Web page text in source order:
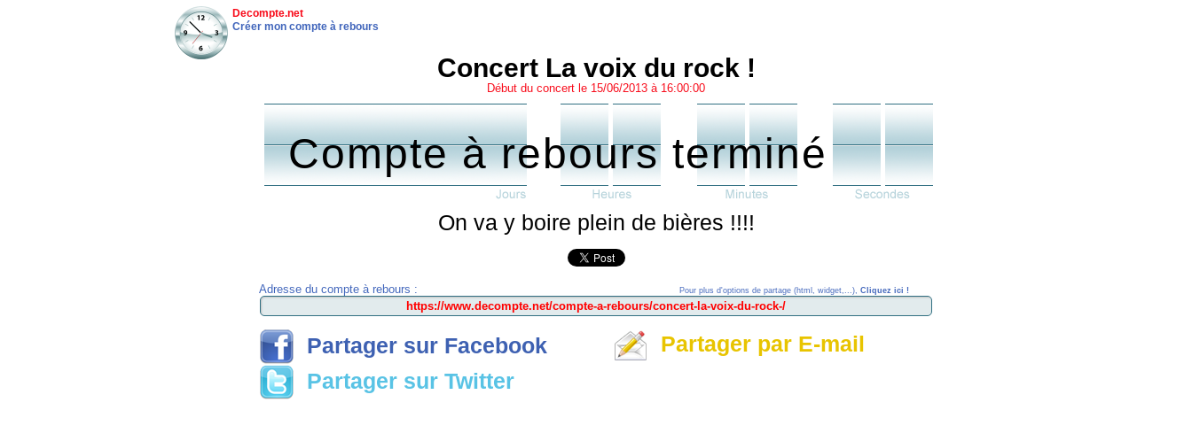
Decompte.net
Créer mon compte à rebours
Concert La voix du rock !
Début du concert le 15/06/2013 à 16:00:00
Compte à rebours terminé
On va y boire plein de bières !!!!
Adresse du compte à rebours : Pour plus d'options de partage (html, widget,...), Cliquez ici !
Partager sur Facebook
Partager sur Twitter
Partager par E-mail